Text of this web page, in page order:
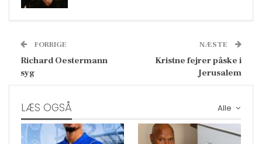
FORRIGE
Richard Oestermann
syg
NÆSTE
Kristne fejrer påske i
Jerusalem
Alle
LÆS OGSÅ